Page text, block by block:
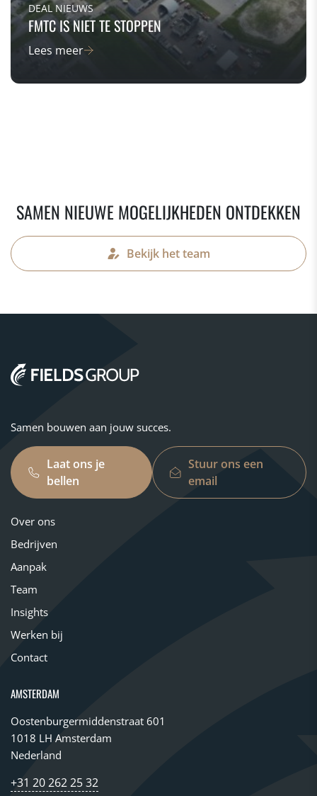
DEAL NIEUWS
FMTC IS NIET TE STOPPEN
Lees meer
SAMEN NIEUWE MOGELIJKHEDEN ONTDEKKEN
Bekijk het team
Samen bouwen aan jouw succes.
Laat ons je
bellen
Stuur ons een
email
Over ons
Bedrijven
Aanpak
Team
Insights
Werken bij
Contact
AMSTERDAM
Oostenburgermiddenstraat 601
1018 LH Amsterdam
Nederland
+31 20 262 25 32